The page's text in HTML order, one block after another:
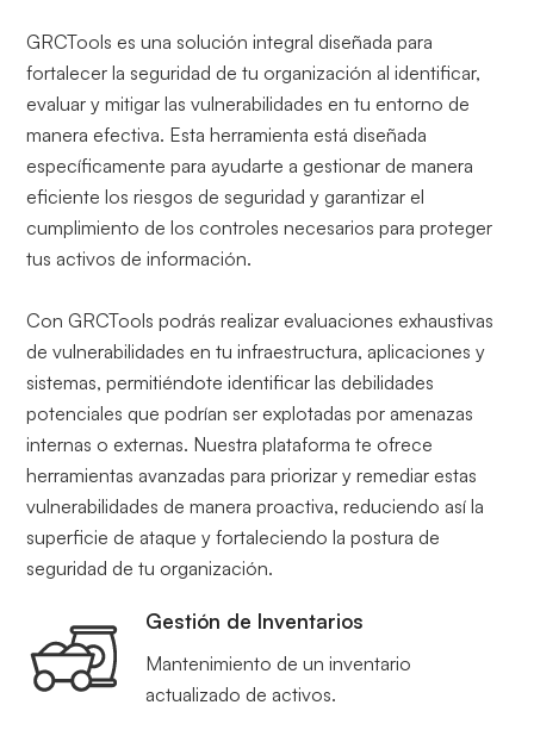
GRCTools es una solución integral diseñada para
fortalecer la seguridad de tu organización al identificar,
evaluar y mitigar las vulnerabilidades en tu entorno de
manera efectiva. Esta herramienta está diseñada
específicamente para ayudarte a gestionar de manera
eficiente los riesgos de seguridad y garantizar el
cumplimiento de los controles necesarios para proteger
tus activos de información.
Con GRCTools podrás realizar evaluaciones exhaustivas
de vulnerabilidades en tu infraestructura, aplicaciones y
sistemas, permitiéndote identificar las debilidades
potenciales que podrían ser explotadas por amenazas
internas o externas. Nuestra plataforma te ofrece
herramientas avanzadas para priorizar y remediar estas
vulnerabilidades de manera proactiva, reduciendo así la
superficie de ataque y fortaleciendo la postura de
seguridad de tu organización.
Gestión de Inventarios
Mantenimiento de un inventario
actualizado de activos.